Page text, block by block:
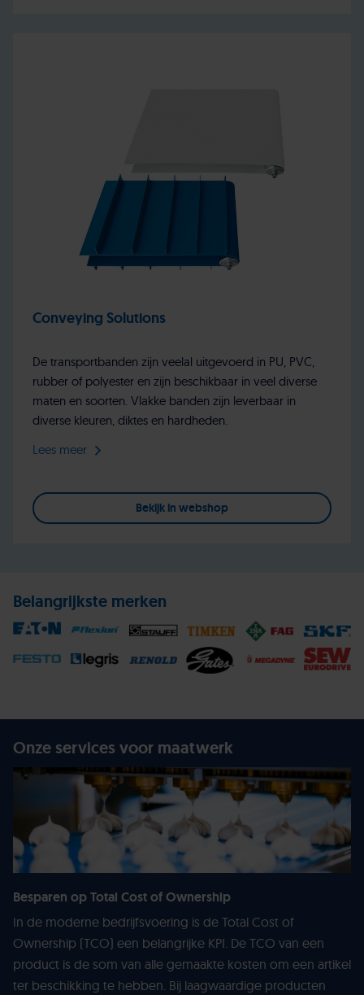
Conveying Solutions
De transportbanden zijn veelal uitgevoerd in PU, PVC,
rubber of polyester en zijn beschikbaar in veel diverse
maten en soorten. Vlakke banden zijn leverbaar in
diverse kleuren, diktes en hardheden.
Lees meer
Bekijk in webshop
Belangrijkste merken
Onze services voor maatwerk
Besparen op Total Cost of Ownership
In de moderne bedrijfsvoering is de Total Cost of
Ownership (TCO) een belangrijke KPI. De TCO van een
product is de som van alle gemaakte kosten om een artikel
ter beschikking te hebben. Bij laagwaardige producten